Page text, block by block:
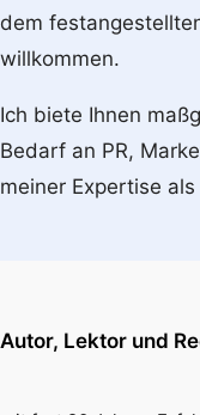
dem
willkommen.
Ich biete Ihnen
Bedarf an PR,
meiner Expertise als
Autor, Lektor und